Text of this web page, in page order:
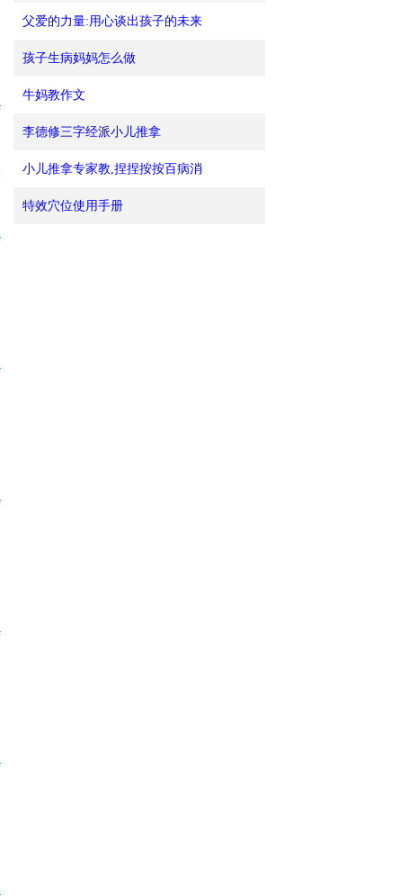
父爱的力量:用心谈出孩子的未来
孩子生病妈妈怎么做
牛妈教作文
李德修三字经派小儿推拿
小儿推拿专家教,捏捏按按百病消
特效穴位使用手册